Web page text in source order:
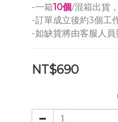
-一箱10個/混箱出貨
-訂單成立後約3個工
-如缺貨將由客服人員
NT$690